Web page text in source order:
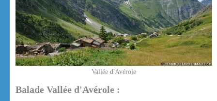
Vallée d'Avérole
Balade Vallée d'Avérole :